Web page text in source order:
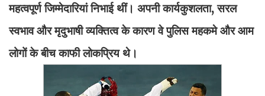
महत्वपूर्ण जिम्मेदारियां निभाई थीं। अपनी कार्यकुशलता, सरल
स्वभाव और मृदुभाषी व्यक्तित्व के कारण वे पुलिस महकमे और आम
लोगों के बीच काफी लोकप्रिय थे।